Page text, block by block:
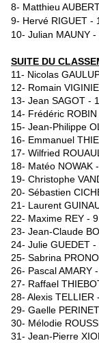
8- Matthieu
9- Hervé RIGUET -
10- Julian MAUNY -
SUITE DU
11- Nicolas
12- Romain
13- Jean SAGOT -
14- Frédéric
15- Jean-Philippe
16- Emmanuel
17- Wilfried
18- Matéo NOWAK
19- Christophe
20- Sébastien
21- Laurent
22- Maxime REY -
23- Jean-Claude
24- Julie GUEDET -
25- Sabrina
26- Pascal AMARY
27- Raffael
28- Alexis TELLIER
29- Gaelle
30- Mélodie
31- Jean-Pierre